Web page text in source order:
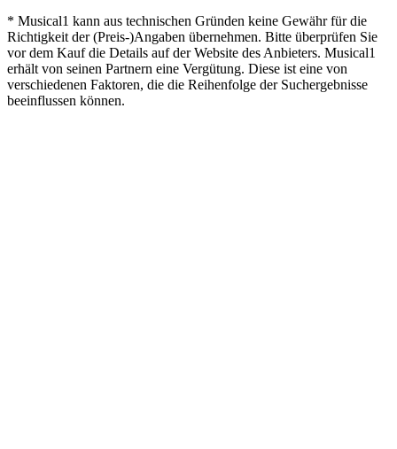
* Musical1 kann aus technischen Gründen keine Gewähr für die
Richtigkeit der (Preis-)Angaben übernehmen. Bitte überprüfen Sie
vor dem Kauf die Details auf der Website des Anbieters. Musical1
erhält von seinen Partnern eine Vergütung. Diese ist eine von
verschiedenen Faktoren, die die Reihenfolge der Suchergebnisse
beeinflussen können.